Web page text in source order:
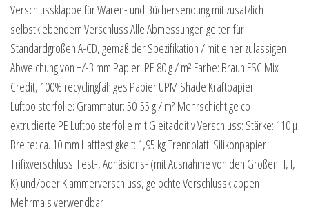
Verschlussklappe für Waren- und Büchersendung mit zusätzlich
selbstklebendem Verschluss Alle Abmessungen gelten für
Standardgrößen A-CD, gemäß der Spezifikation / mit einer zulässigen
Abweichung von +/-3 mm Papier: PE 80 g / m² Farbe: Braun FSC Mix
Credit, 100% recyclingfähiges Papier UPM Shade Kraftpapier
Luftpolsterfolie: Grammatur: 50-55 g / m² Mehrschichtige co-
extrudierte PE Luftpolsterfolie mit Gleitadditiv Verschluss: Stärke: 110 µ
Breite: ca. 10 mm Haftfestigkeit: 1,95 kg Trennblatt: Silikonpapier
Trifixverschluss: Fest-, Adhäsions- (mit Ausnahme von den Größen H, I,
K) und/oder Klammerverschluss, gelochte Verschlussklappen
Mehrmals verwendbar